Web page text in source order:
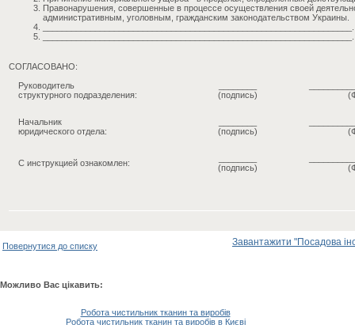
Правонарушения, совершенные в процессе осуществления своей
административным, уголовным, гражданским законодательством Украины.
СОГЛАСОВАНО:
Руководитель
структурного подразделения:
(подпись)
Начальник
юридического отдела:
(подпись)
С инструкцией ознакомлен:
(подпись)
Повернутися до списку Завантажити "Посадова
Можливо Вас цікавить:
Робота чистильник тканин та виробів
Робота чистильник тканин та виробів в Києві